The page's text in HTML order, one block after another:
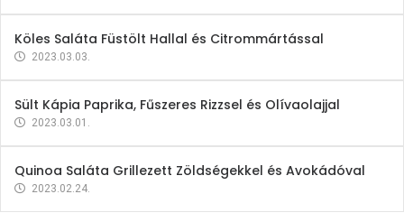
Köles Saláta Füstölt Hallal és Citrommártással
2023.03.03.
Sült Kápia Paprika, Fűszeres Rizzsel és Olívaolajjal
2023.03.01.
Quinoa Saláta Grillezett Zöldségekkel és Avokádóval
2023.02.24.
Gyógynövények